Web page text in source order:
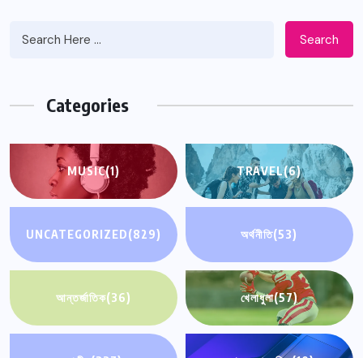
Search
Categories
MUSIC(1) TRAVEL(6)
UNCATEGORIZED(829) অর্থনীতি(53)
আন্তর্জাতিক(36) খেলাধুলা(57)